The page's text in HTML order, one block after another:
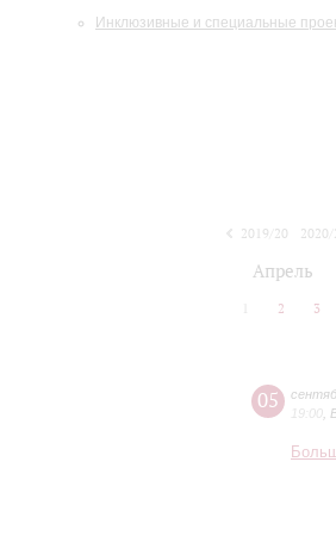
Инклюзивные и специальные
2019/20
2020/
Апрель
2 3
05
19:00